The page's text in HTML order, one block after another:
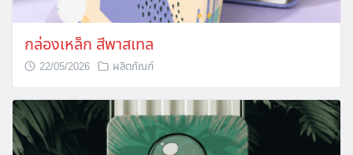
กล่องเหล็ก สีพาสเทล
22/05/2026 ผลิตภัณฑ์